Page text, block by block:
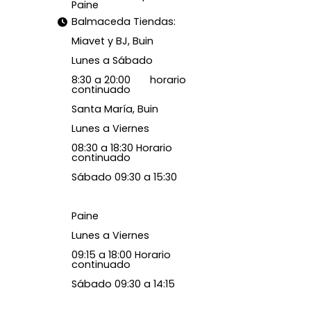
Paine
Balmaceda Tiendas:
Miavet y BJ, Buin
Lunes a Sábado
8:30 a 20:00 horario
continuado
Santa María, Buin
Lunes a Viernes
08:30 a 18:30 Horario
continuado
Sábado 09:30 a 15:30
Paine
Lunes a Viernes
09:15 a 18:00 Horario
continuado
Sábado 09:30 a 14:15